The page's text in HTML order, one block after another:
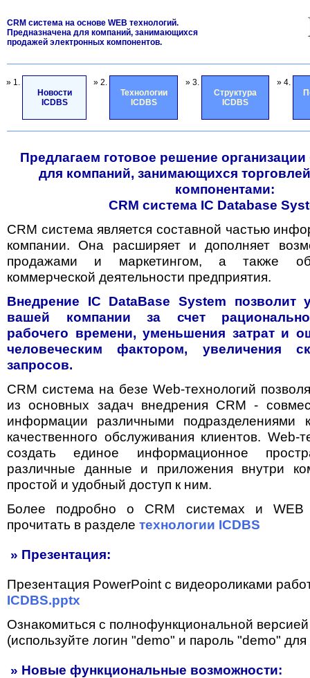
CRM система на основе WEB технологий.
Предназначена для компаний, занимающихся
продажей электронных компонентов.
» 1.
Новости
ICDBS
» 2.
Технологии
ICDBS
» 3.
Структура
ICDBS
» 4.
Предлагаем готовое решение
для компаний, занимающихся
компонентами:
CRM система IC Database
CRM система является составной частью
компании. Она расширяет и дополняет
продажами и маркетингом, а также
коммерческой деятельности предприятия.
Внедрение IC DataBase System позволит
вашей компании за счет
рабочего времени, уменьшения затрат и
человеческим фактором, увеличения
запросов.
CRM система на безе Web-технологий
из основных задач внедрения CRM -
информации различными подразделениями
качественного обслуживания клиентов. Web-
создать единое информационное
различные данные и приложения внутри
простой и удобный доступ к ним.
Более подробно о CRM системах и WEB
прочитать в разделе технологии ICDBS
» Презентация:
Презентация PowerPoint с видеороликами
ICDBS.pptx
Ознакомиться с полнофункциональной
(используйте логин "demo" и пароль "demo" для
» Новые функциональные возможности: